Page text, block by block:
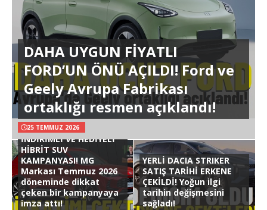
DAHA UYGUN FİYATLI
FORD’UN ÖNÜ AÇILDI! Ford ve
Geely Avrupa Fabrikası
ortaklığı resmen açıklandı!
25 TEMMUZ 2026
İNDİRİMLİ VE HEDİYELİ
HİBRİT SUV
KAMPANYASI! MG
Markası Temmuz 2026
döneminde dikkat
çeken bir kampanyaya
imza attı!
YERLİ DACIA STRIKER
SATIŞ TARİHİ ERKENE
ÇEKİLDİ! Yoğun ilgi
tarihin değişmesini
sağladı!